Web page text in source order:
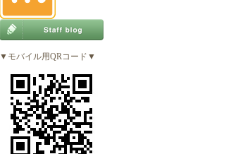
▼モバイル用QRコード▼